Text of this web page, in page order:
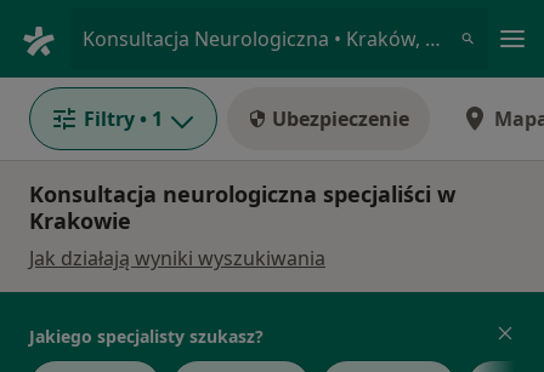
Konsultacja Neurologiczna • Kraków, małopolskie
Filtry • 1 Ubezpieczenie
Konsultacja neurologiczna specjaliści w
Krakowie
Jak działają wyniki wyszukiwania
Jakiego specjalisty szukasz?